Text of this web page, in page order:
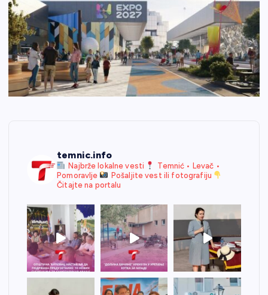
temnic.info
Najbrže lokalne vesti
Temnić • Levač •
Pomoravlje
Pošaljite vest ili fotografiju
Čitajte na portalu